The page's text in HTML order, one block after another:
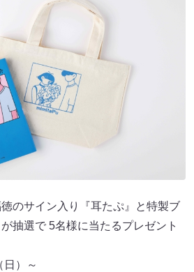
のサイン入り『耳たぷ』と特製ブ
抽選で 5名様に当たるプレゼント
日）～